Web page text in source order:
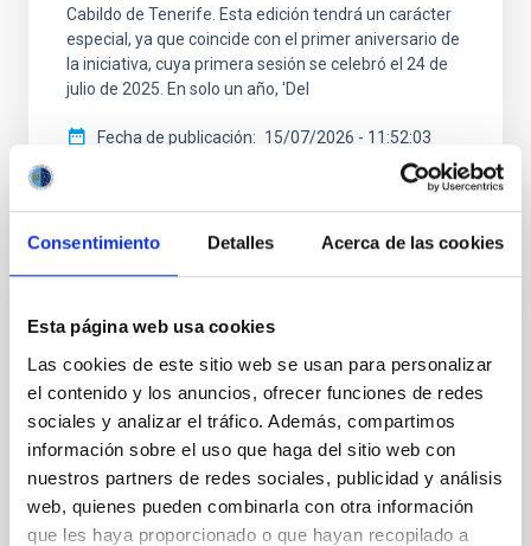
Consentimiento Detalles Acerca de las cookies
Esta página web usa cookies
Las cookies de este sitio web se usan para personalizar
el contenido y los anuncios, ofrecer funciones de redes
sociales y analizar el tráfico. Además, compartimos
información sobre el uso que haga del sitio web con
nuestros partners de redes sociales, publicidad y análisis
web, quienes pueden combinarla con otra información
que les haya proporcionado o que hayan recopilado a
Cabildo de Tenerife. Esta edición tendrá un carácter
especial, ya que coincide con el primer aniversario de
la iniciativa, cuya primera sesión se celebró el 24 de
julio de 2025. En solo un año, 'Del
Fecha de publicación 15/07/2026 - 11:52:03
NOTA DE PRENSA
El IAC arranca en Palencia el experimento
NATE con el eclipse total de Sol del 12 de
agosto, con apoyo del Gobierno de
Canarias
El próximo 12 de agosto, con motivo del eclipse total
que podrá verse en buena parte de España, diversas